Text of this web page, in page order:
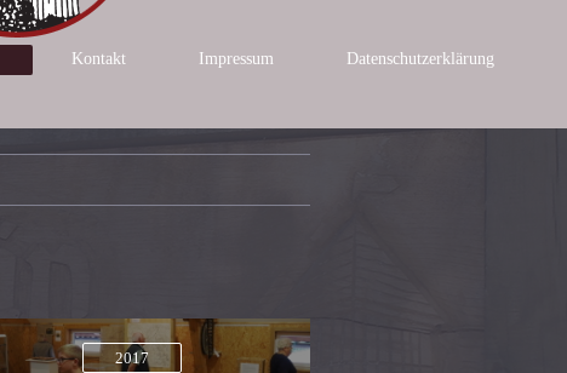
Kontakt Impressum Datenschutzerklärung
2017